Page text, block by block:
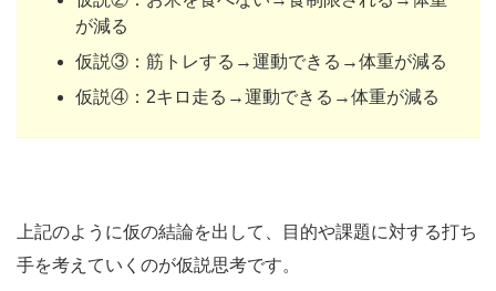
が減る
仮説③：筋トレする→運動できる→体重が減る
仮説④：2キロ走る→運動できる→体重が減る
上記のように仮の結論を出して、目的や課題に対する打ち
手を考えていくのが仮説思考です。